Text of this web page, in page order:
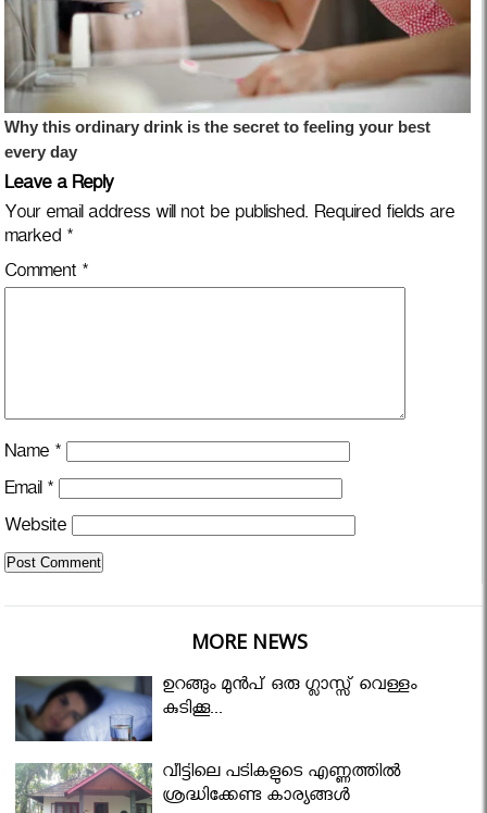
Leave a Reply
Your email address will not be published. Required fields are
marked *
Comment *
Name *
Email *
Website
MORE NEWS
ഉറങ്ങും മുന്‍പ് ഒരു ഗ്ലാസ്സ് വെള്ളം
കുടിക്കൂ...
വീട്ടിലെ പടികളുടെ എണ്ണത്തിൽ
ശ്രദ്ധിക്കേണ്ട കാര്യങ്ങൾ